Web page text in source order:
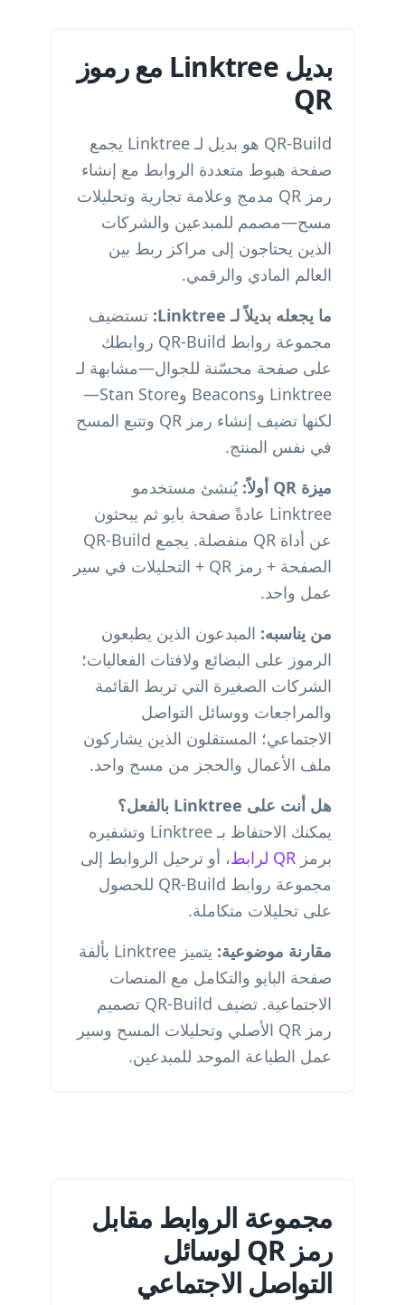
بديل Linktree مع رموز
QR
QR-Build هو بديل لـ Linktree يجمع
صفحة هبوط متعددة الروابط مع إنشاء
رمز QR مدمج وعلامة تجارية وتحليلات
مسح—مصمم للمبدعين والشركات
الذين يحتاجون إلى مراكز ربط بين
العالم المادي والرقمي.
ما يجعله بديلاً لـ Linktree:
تستضيف
مجموعة روابط QR-Build روابطك
على صفحة محسّنة للجوال—مشابهة لـ
Linktree وBeacons وStan Store—
لكنها تضيف إنشاء رمز QR وتتبع المسح
في نفس المنتج.
ميزة QR أولاً:
يُنشئ مستخدمو
Linktree عادةً صفحة بايو ثم يبحثون
عن أداة QR منفصلة. يجمع QR-Build
الصفحة + رمز QR + التحليلات في سير
عمل واحد.
من يناسبه: المبدعون الذين يطبعون
الرموز على البضائع ولافتات الفعاليات؛
الشركات الصغيرة التي تربط القائمة
والمراجعات ووسائل التواصل
الاجتماعي؛ المستقلون الذين يشاركون
ملف الأعمال والحجز من مسح واحد.
هل أنت على Linktree بالفعل؟
يمكنك الاحتفاظ بـ Linktree وتشفيره
برمز QR لرابط
، أو ترحيل الروابط إلى
مجموعة روابط QR-Build للحصول
على تحليلات متكاملة.
مقارنة موضوعية:
يتميز Linktree بألفة
صفحة البايو والتكامل مع المنصات
الاجتماعية. تضيف QR-Build تصميم
رمز QR الأصلي وتحليلات المسح وسير
عمل الطباعة الموحد للمبدعين.
مجموعة الروابط مقابل
رمز QR لوسائل
التواصل الاجتماعي